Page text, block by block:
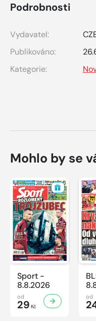
Podrobnosti
Vydavatel:
Publikováno:
Kategorie:
Mohlo by se
Sport -
8.8.2026
od
29 Kč
od